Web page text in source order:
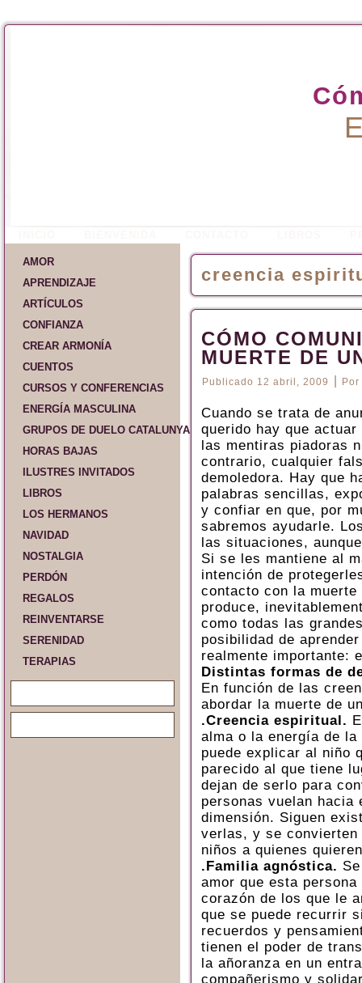
AMOR
APRENDIZAJE
ARTÍCULOS
CONFIANZA
CREAR ARMONÍA
CUENTOS
CURSOS Y CONFERENCIAS
ENERGÍA MASCULINA
GRUPOS DE DUELO CATALUNYA Y ESPAÑA
HORAS BAJAS
ILUSTRES INVITADOS
LIBROS
LOS HERMANOS
NAVIDAD
NOSTALGIA
PERDÓN
REGALOS
REINVENTARSE
SERENIDAD
TERAPIAS
creencia
CÓMO
MUERTE DE
Publicado 12 abril, 2009 Por
Cuando se trata de
querido hay que
las mentiras piadoras
contrario, cualquier
demoledora. Hay que
palabras sencillas,
y confiar en que, por
sabremos ayudarle.
las situaciones,
Si se les mantiene al
intención de
contacto con la muerte
produce,
como todas las
posibilidad de
realmente importante:
Distintas formas de
En función de las
abordar la muerte de
.Creencia espiritual.
alma o la energía de
puede explicar al niño
parecido al que tiene
dejan de serlo para
personas vuelan
dimensión. Siguen
verlas, y se convierten
niños a quienes
.Familia agnóstica.
amor que esta
corazón de los que le
que se puede recurrir
recuerdos y
tienen el poder de
la añoranza en un
compañerismo y